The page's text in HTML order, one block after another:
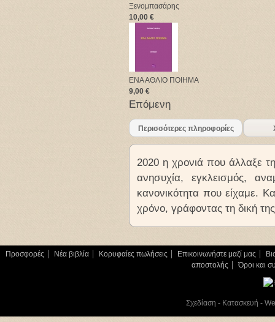
Ξενομπασάρης
10,00 €
ΕΝΑ ΑΘΛΙΟ ΠΟΙΗΜΑ
9,00 €
Επόμενη
Περισσότερες πληροφορίες
2020 η χρονιά που άλλαξε
ανησυχία, εγκλεισμός,
κανονικότητα που είχαμε.
χρόνο, γράφοντας τη δική
Προσφορές Νέα βιβλία Κορυφαίες πωλήσεις Επικοινωνήστε μαζί μας
αποστολής
Όροι και
Σχεδίαση - Κατασκευή -